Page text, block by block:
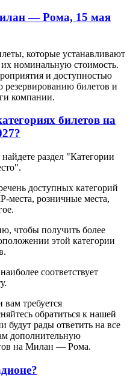
— Рома, 15 мая
которые устанавливают
номинальную стоимость.
и доступностью
резервированию билетов и
компании.
билетов на
раздел "Категории
доступных категорий
места, розничные места,
чтобы получить более
этой категории
соответствует
требуется
обратиться к нашей
будут рады ответить на все
дополнительную
на Милан — Рома.